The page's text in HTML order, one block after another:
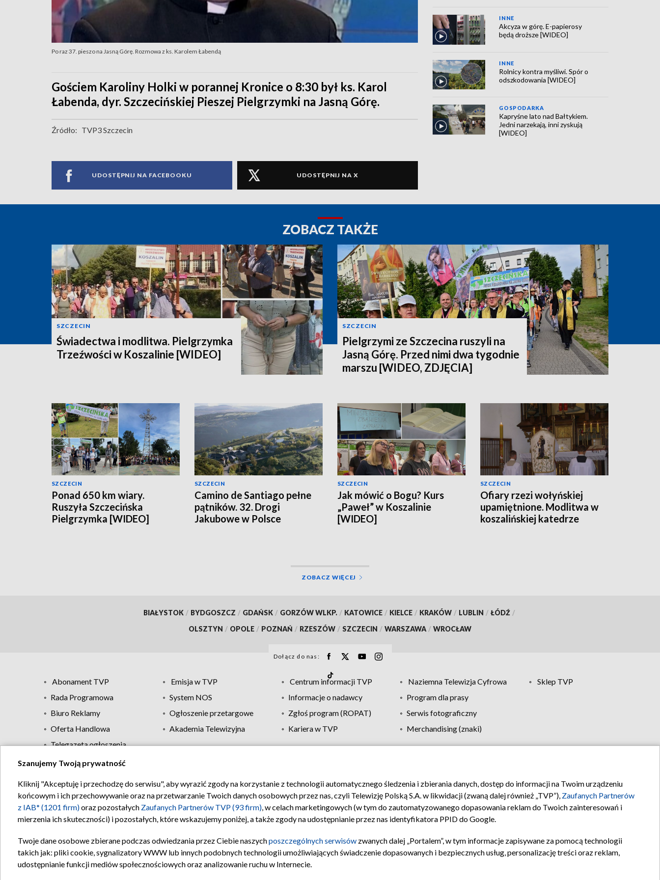
Po raz 37. pieszo na Jasną Górę. Rozmowa z ks. Karolem Łabendą
Gościem Karoliny Holki w porannej Kronice o 8:30 był ks. Karol
Łabenda, dyr. Szczecińskiej Pieszej Pielgrzymki na Jasną Górę.
Źródło: TVP3 Szczecin
UDOSTĘPNIJ NA FACEBOOKU UDOSTĘPNIJ NA X
INNE
Akcyza w górę. E-papierosy
będą droższe [WIDEO]
INNE
Rolnicy kontra myśliwi. Spór o
odszkodowania [WIDEO]
GOSPODARKA
Kapryśne lato nad Bałtykiem.
Jedni narzekają, inni zyskują
[WIDEO]
ZOBACZ TAKŻE
SZCZECIN
Świadectwa i modlitwa. Pielgrzymka
Trzeźwości w Koszalinie [WIDEO]
SZCZECIN
Pielgrzymi ze Szczecina ruszyli na
Jasną Górę. Przed nimi dwa tygodnie
marszu [WIDEO, ZDJĘCIA]
SZCZECIN
Ponad 650 km wiary.
Ruszyła Szczecińska
Pielgrzymka [WIDEO]
SZCZECIN
Camino de Santiago pełne
pątników. 32. Drogi
Jakubowe w Polsce
SZCZECIN
Jak mówić o Bogu? Kurs
„Paweł” w Koszalinie
[WIDEO]
SZCZECIN
Ofiary rzezi wołyńskiej
upamiętnione. Modlitwa w
koszalińskiej katedrze
ZOBACZ WIĘCEJ
BIAŁYSTOK / BYDGOSZCZ / GDAŃSK / GORZÓW WLKP. / KATOWICE / KIELCE / KRAKÓW / LUBLIN / ŁÓDŹ /
OLSZTYN / OPOLE / POZNAŃ / RZESZÓW / SZCZECIN / WARSZAWA / WROCŁAW
Dołącz do nas:
Abonament TVP Emisja w TVP Centrum informacji TVP Naziemna Telewizja Cyfrowa
Sklep TVP
Rada Programowa
System NOS Informacje o nadawcy
Program dla prasy
Biuro Reklamy
Ogłoszenie przetargowe Zgłoś program (ROPAT)
Serwis fotograficzny
Oferta Handlowa
Akademia Telewizyjna Kariera w TVP
Merchandising (znaki)
Telegazeta ogłoszenia
Regulamin TVP Polityka prywatności Moje zgody Pomoc Biuro reklamy Kontakt
Szanujemy Twoją prywatność
Kliknij "Akceptuję i przechodzę do serwisu", aby wyrazić zgody na korzystanie z technologii automatycznego śledzenia i zbierania danych, dostęp do informacji na Twoim urządzeniu
końcowym i ich przechowywanie oraz na przetwarzanie Twoich danych osobowych przez nas, czyli Telewizję Polską S.A. w likwidacji (zwaną dalej również „TVP”), Zaufanych Partnerów
z IAB* (1201 firm)oraz pozostałych Zaufanych Partnerów TVP (93 firm), w celach marketingowych (w tym do zautomatyzowanego dopasowania reklam do Twoich zainteresowań i
mierzenia ich skuteczności) i pozostałych, które wskazujemy poniżej, a także zgody na udostępnianie przez nas identyfikatora PPID do Google.
Twoje dane osobowe zbierane podczas odwiedzania przez Ciebie naszychposzczególnych serwisów zwanych dalej „Portalem”, w tym informacje zapisywane za pomocą technologii
takich jak: pliki cookie, sygnalizatory WWW lub innych podobnych technologii umożliwiających świadczenie dopasowanych i bezpiecznych usług, personalizację treści oraz reklam,
udostępnianie funkcji mediów społecznościowych oraz analizowanie ruchu w Internecie.